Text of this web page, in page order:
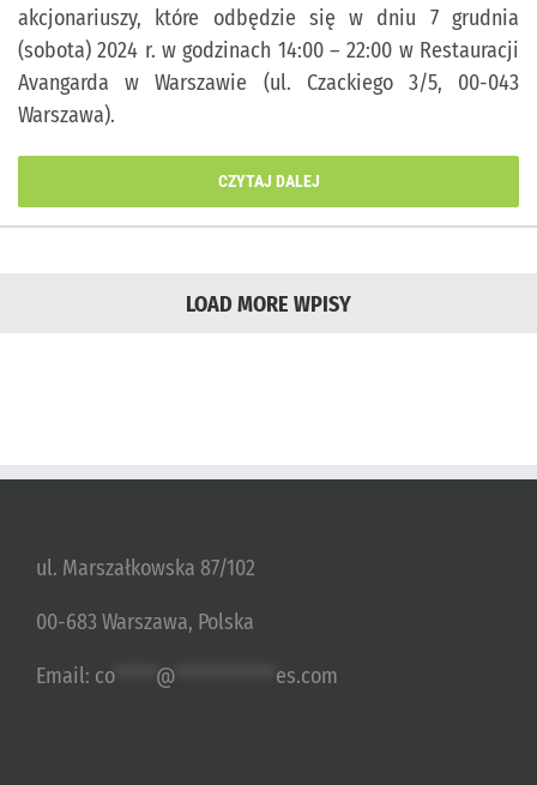
akcjonariuszy, które odbędzie się w dniu 7 grudnia
(sobota) 2024 r. w godzinach 14:00 – 22:00 w Restauracji
Avangarda w Warszawie (ul. Czackiego 3/5, 00-043
Warszawa).
CZYTAJ DALEJ
LOAD MORE WPISY
ul. Marszałkowska 87/102
00-683 Warszawa, Polska
Email: co @ es.com